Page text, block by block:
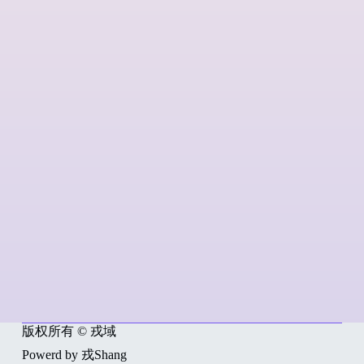
版权所有 © 戎域
Powerd by 戎Shang